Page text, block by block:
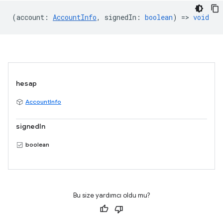
(account : AccountInfo, signedIn : boolean) => void
hesap
AccountInfo
signedIn
boolean
Bu size yardımcı oldu mu?